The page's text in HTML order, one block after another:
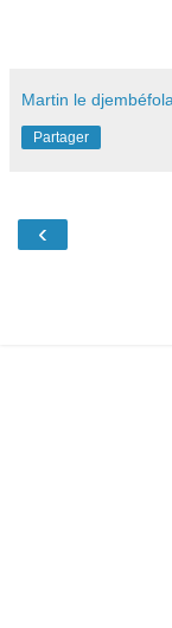
Martin le djembéfola
Partager
‹